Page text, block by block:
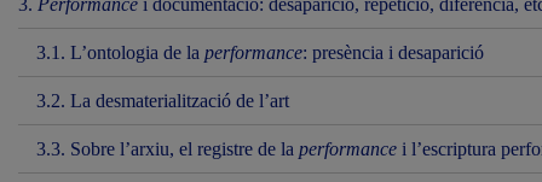
3. Performance i documentació: desaparició, repetició, diferència,
3.1. L’ontologia de la performance: presència i desaparició
3.2. La desmaterialització de l’art
3.3. Sobre l’arxiu, el registre de la performance i l’escriptura